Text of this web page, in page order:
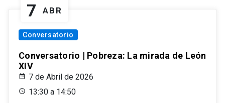
7 ABR
Conversatorio
Conversatorio | Pobreza: La mirada de León
XIV
7 de Abril de 2026
13:30 a 14:50